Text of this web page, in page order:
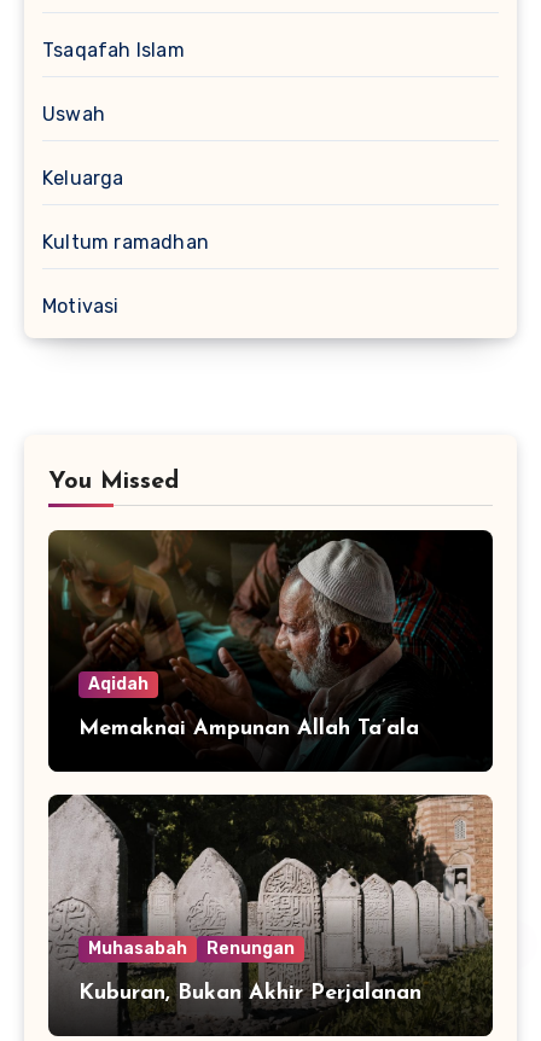
Tsaqafah Islam
Uswah
Keluarga
Kultum ramadhan
Motivasi
You Missed
Aqidah
Memaknai Ampunan Allah Ta’ala
Muhasabah Renungan
Kuburan, Bukan Akhir Perjalanan